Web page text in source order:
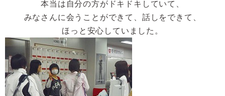
本当は自分の方がドキドキしていて、
みなさんに会うことができて、話しをできて、
ほっと安心していました。